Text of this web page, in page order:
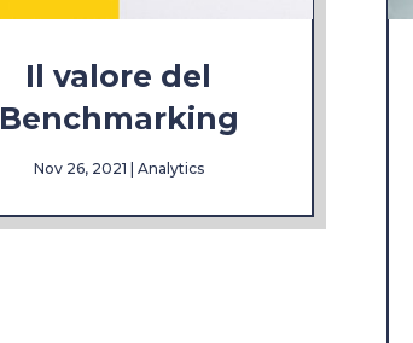
Il valore del
Benchmarking
Nov 26, 2021 Analytics